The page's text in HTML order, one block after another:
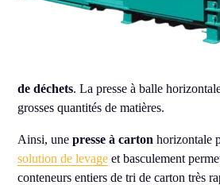
de déchets. La presse à balle
grosses quantités de matières.
Ainsi, unepresse à carton horizontale
solution de levage et basculement
conteneurs entiers de tri de carton très